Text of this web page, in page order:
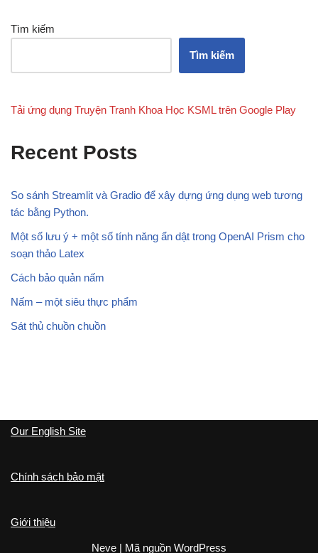
Tìm kiếm
Tìm kiếm
Tải ứng dụng Truyện Tranh Khoa Học KSML trên Google Play
Recent Posts
So sánh Streamlit và Gradio để xây dựng ứng dụng web tương
tác bằng Python.
Một số lưu ý + một số tính năng ẩn dật trong OpenAI Prism cho
soạn thảo Latex
Cách bảo quản nấm
Nấm – một siêu thực phẩm
Sát thủ chuồn chuồn
Our English Site
Chính sách bảo mật
Giới thiệu
Neve | Mã nguồn WordPress